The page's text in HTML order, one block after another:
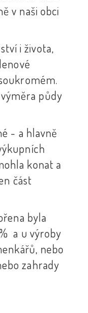
v naši obci
i života,
půdy
- a hlavně
konat a
část
byla
a u výroby
nebo
zahrady